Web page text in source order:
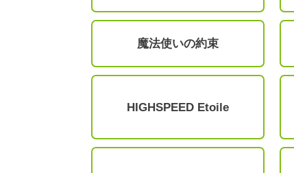
魔法使いの約束
HIGHSPEED Etoile